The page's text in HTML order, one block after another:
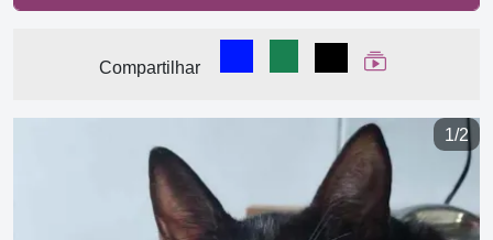
Compartilhar
Compartilhar no Facebook
Compartilhar no
Compartilhar
Ver Web Story
1/2